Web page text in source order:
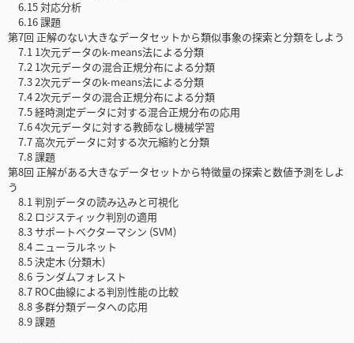
6.15 対応分析
6.16 課題
第7回 正解のない大きなデータセットから類似事象の探索と分類をしよう
7.1 1次元データのk-means法による分類
7.2 1次元データの混合正規分布による分類
7.3 2次元データのk-means法による分類
7.4 2次元データの混合正規分布による分類
7.5 経時測定データに対する混合正規分布の応用
7.6 4次元データに対する教師なし機械学習
7.7 高次元データに対する次元縮約と分類
7.8 課題
第8回 正解がある大きなデータセットから特徴量の探索と数値予測をしよ
う
8.1 判別データの読み込みと可視化
8.2 ロジスティック判別の適用
8.3 サポートベクターマシン (SVM)
8.4 ニューラルネット
8.5 決定木 (分類木)
8.6 ランダムフォレスト
8.7 ROC曲線による判別性能の比較
8.8 多群分類データへの応用
8.9 課題